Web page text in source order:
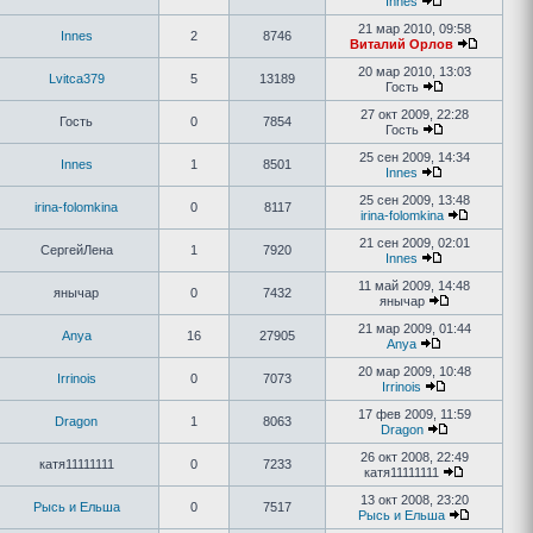
Innes 2 8746
21 мар 2010, 09:58
Виталий Орлов
Lvitca379 5 13189
20 мар 2010, 13:03
Гость
Гость 0 7854
27 окт 2009, 22:28
Гость
Innes 1 8501
25 сен 2009, 14:34
Innes
irina-folomkina 0 8117
25 сен 2009, 13:48
irina-folomkina
СергейЛена 1 7920
21 сен 2009, 02:01
Innes
янычар 0 7432
11 май 2009, 14:48
янычар
Anya 16 27905
21 мар 2009, 01:44
Anya
Irrinois 0 7073
20 мар 2009, 10:48
Irrinois
Dragon 1 8063
17 фев 2009, 11:59
Dragon
катя11111111 0 7233
26 окт 2008, 22:49
катя11111111
Рысь и Ельша 0 7517
13 окт 2008, 23:20
Рысь и Ельша